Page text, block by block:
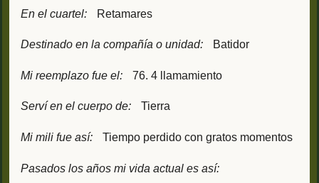
En el cuartel: Retamares
Destinado en la compañía o unidad: Batidor
Mi reemplazo fue el: 76. 4 llamamiento
Serví en el cuerpo de: Tierra
Mi mili fue así: Tiempo perdido con gratos momentos
Pasados los años mi vida actual es así: